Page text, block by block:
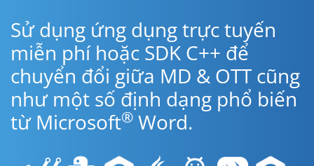
Sử dụng ứng dụng trực tuyến
miễn phí hoặc SDK C++ để
chuyển đổi giữa MD & OTT cũng
như một số định dạng phổ biến
từ Microsoft® Word.